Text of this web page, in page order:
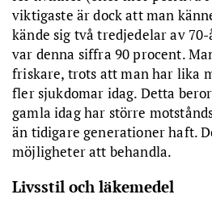
viktigaste är dock att man
kände sig två tredjedelar av
var denna siffra 90 procent.
friskare, trots att man har lika
fler sjukdomar idag. Detta
gamla idag har större
än tidigare generationer haft.
möjligheter att behandla.
Livsstil och läkemedel